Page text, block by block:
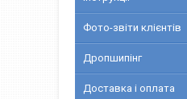
Фото-звіти клієнтів
Дропшипінг
Доставка і оплата